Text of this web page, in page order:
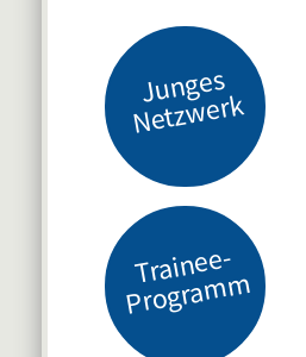
J
u
n
g
es
N
etz
w
er
k
Tr
ai
n
e
e-
Pr
o
gr
a
m
m